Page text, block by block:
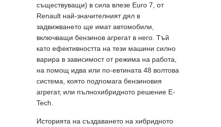
съществуващи) в сила влезе Euro 7, от
Renault най-значителният дял в
задвижването ще имат автомобили,
включващи бензинов агрегат в него. Тъй
като ефективността на тези машини силно
варира в зависимост от режима на работа,
на помощ идва или по-евтината 48 волтова
система, която подпомага бензиновия
агрегат, или пълнохибридното решение E-
Tech.
Историята на създаването на хибридното